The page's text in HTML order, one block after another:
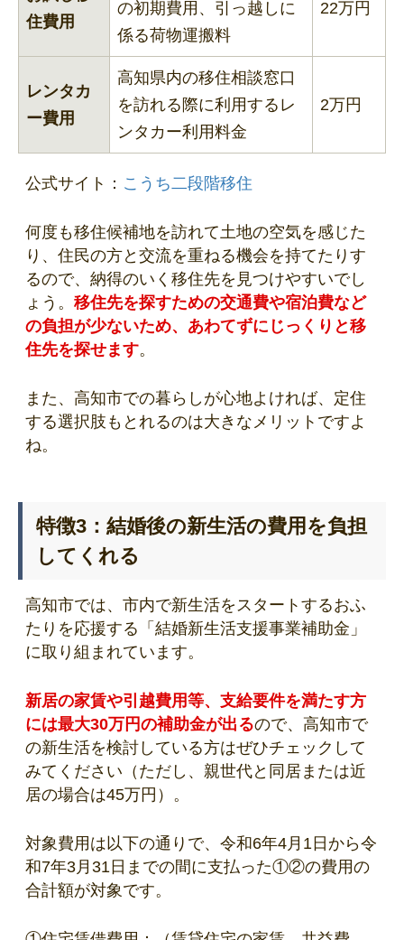
住費用
の初期費用、引っ越しに
係る荷物運搬料
22万円
レンタカ
ー費用
高知県内の移住相談窓口
を訪れる際に利用するレ
ンタカー利用料金
2万円
公式サイト： こうち二段階移住
何度も移住候補地を訪れて土地の空気を感じた
り、住民の方と交流を重ねる機会を持てたりす
るので、納得のいく移住先を見つけやすいでし
ょう。 移住先を探すための交通費や宿泊費など
の負担が少ないため、あわてずにじっくりと移
住先を探せます。
また、高知市での暮らしが心地よければ、定住
する選択肢もとれるのは大きなメリットですよ
ね。
特徴3：結婚後の新生活の費用を負担
してくれる
高知市では、市内で新生活をスタートするおふ
たりを応援する「結婚新生活支援事業補助金」
に取り組まれています。
新居の家賃や引越費用等、支給要件を満たす方
には最大30万円の補助金が出るので、高知市で
の新生活を検討している方はぜひチェックして
みてください（ただし、親世代と同居または近
居の場合は45万円）。
対象費用は以下の通りで、令和6年4月1日から令
和7年3月31日までの間に支払った①②の費用の
合計額が対象です。